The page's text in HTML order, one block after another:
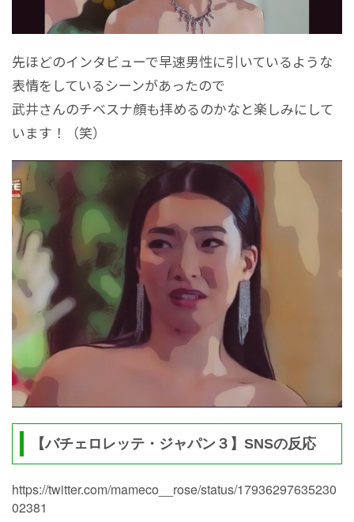
先ほどのインタビューで早速男性に引いているような
表情をしているシーンがあったので
武井さんのチベスナ顔も拝めるのかなと楽しみにして
います！（笑）
【バチェロレッテ・ジャパン３】SNSの反応
https://twitter.com/mameco__rose/status/17936297635230
02381